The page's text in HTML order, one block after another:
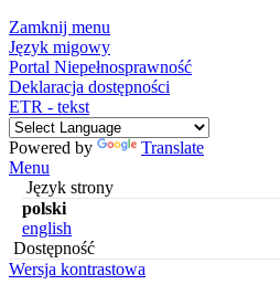
Zamknij menu
Język migowy
Portal Niepełnosprawność
Deklaracja dostępności
ETR - tekst
Powered by
Translate
Menu
Język strony
polski
english
Dostępność
Wersja kontrastowa